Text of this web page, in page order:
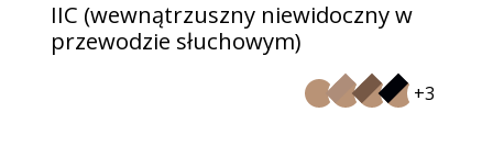
IIC (wewnątrzuszny niewidoczny w
przewodzie słuchowym)
+3